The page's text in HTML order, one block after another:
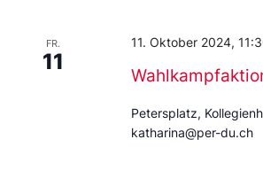
FR.
11
11. Oktober 2024,
Petersplatz,
katharina@per-du.ch